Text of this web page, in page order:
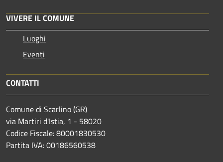
VIVERE IL COMUNE
Luoghi
Eventi
CONTATTI
Comune di Scarlino (GR)
via Martiri d'Istia, 1 - 58020
Codice Fiscale: 80001830530
Partita IVA: 00186560538